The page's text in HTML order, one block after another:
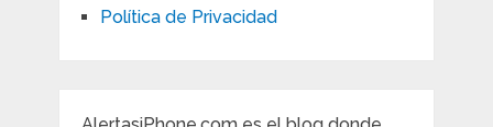
Política de Privacidad